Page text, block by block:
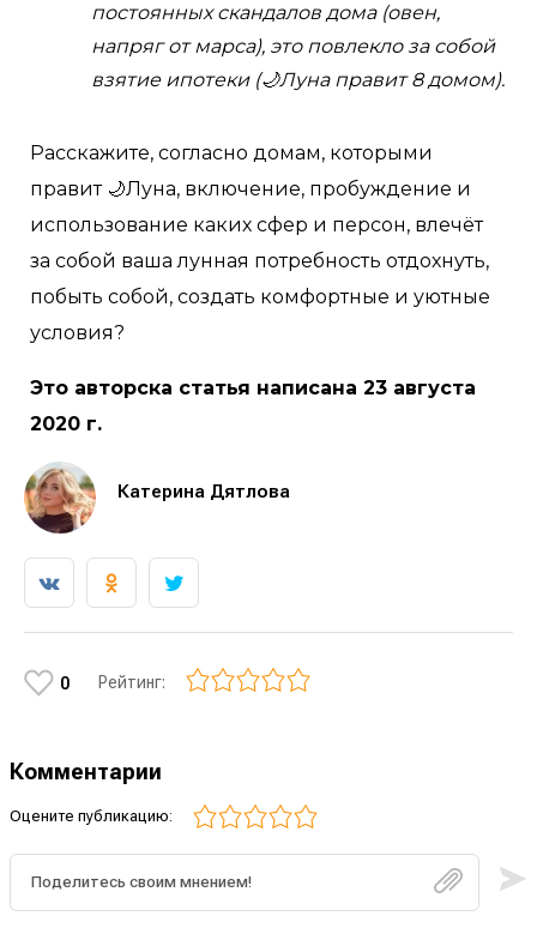
постоянных скандалов дома (овен,
напряг от марса), это повлекло за собой
взятие ипотеки (🌙Луна правит 8 домом).
Расскажите, согласно домам, которыми
правит 🌙Луна, включение, пробуждение и
использование каких сфер и персон, влечёт
за собой ваша лунная потребность отдохнуть,
побыть собой, создать комфортные и уютные
условия?
Это авторска статья написана 23 августа
2020 г.
Катерина Дятлова
0 Рейтинг:
Комментарии
Оцените публикацию: